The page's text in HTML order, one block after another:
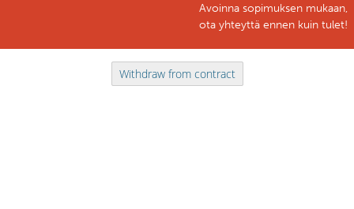
Avoinna sopimuksen mukaan,
ota yhteyttä ennen kuin tulet!
Withdraw from contract